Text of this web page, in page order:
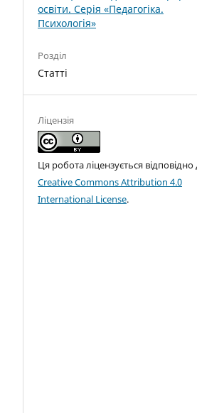
освіти. Серія «Педагогіка.
Психологія»
Розділ
Статті
Ліцензія
Ця робота ліцензується відповідно
Creative Commons Attribution 4.0
International License.